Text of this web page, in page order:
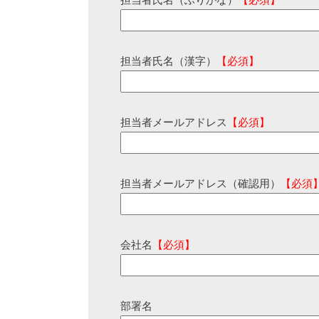
担当者氏名（漢字） 【必須】
担当者メールアドレス 【必須】
担当者メールアドレス（確認用） 【必須
会社名 【必須】
部署名